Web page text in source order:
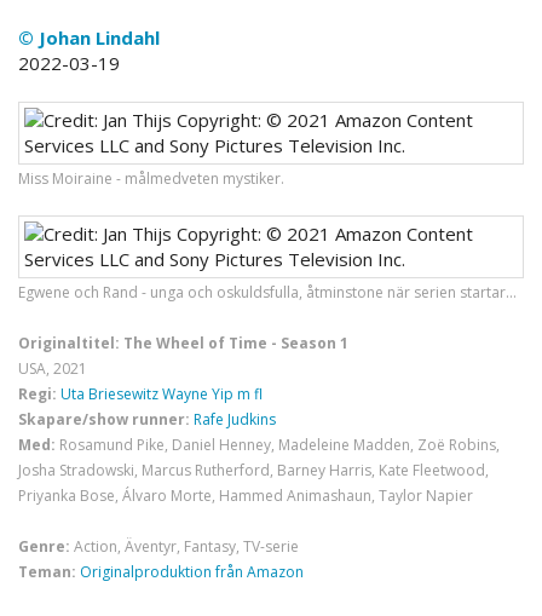
© Johan Lindahl
2022-03-19
Miss Moiraine - målmedveten mystiker.
Egwene och Rand - unga och oskuldsfulla, åtminstone när serien startar...
Originaltitel: The Wheel of Time - Season 1
USA, 2021
Regi: Uta BriesewitzWayne Yip m fl
Skapare/show runner: Rafe Judkins
Med: Rosamund Pike, Daniel Henney, Madeleine Madden, Zoë Robins,
Josha Stradowski, Marcus Rutherford, Barney Harris, Kate Fleetwood,
Priyanka Bose, Álvaro Morte, Hammed Animashaun, Taylor Napier
Genre: Action, Äventyr, Fantasy, TV-serie
Teman: Originalproduktion från Amazon